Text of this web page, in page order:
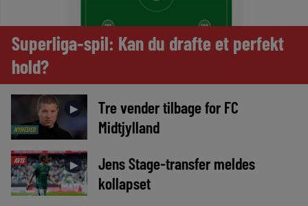
Superliga-spil: Kan du drafte et perfekt
hold?
NYHEDER
►
Tre vender tilbage for FC
Midtjylland
AVIS ►
Jens Stage-transfer meldes
kollapset